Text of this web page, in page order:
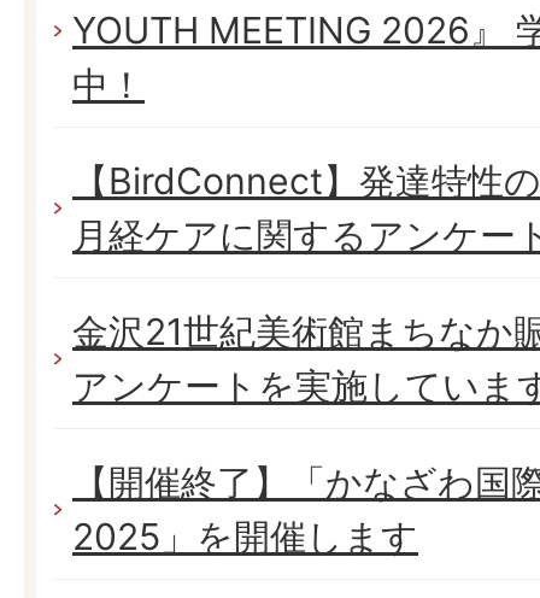
YOUTH MEETING 2026』
中！
【BirdConnect】発達特性
月経ケアに関するアンケー
金沢21世紀美術館まちなか
アンケートを実施していま
【開催終了】「かなざわ国
2025」を開催します